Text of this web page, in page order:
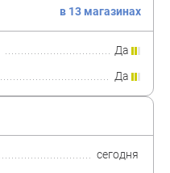
сегодня
в 13 магазинах
Да
Да